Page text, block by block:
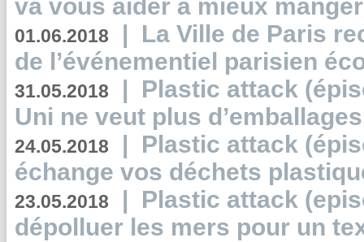
va vous aider à mieux
01.06.2018 | La Ville de Paris
de l’événementiel parisien
31.05.2018 | Plastic attack
Uni ne veut plus
24.05.2018 | Plastic attack
échange vos déchets
23.05.2018 | Plastic attack
dépolluer les mers pour un